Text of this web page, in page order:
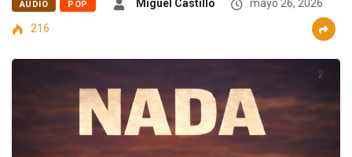
AUDIO POP Miguel Castillo
mayo 26, 2026
216